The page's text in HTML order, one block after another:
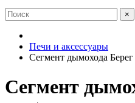
×
Печи и аксессуары
Сегмент дымохода
Сегмент